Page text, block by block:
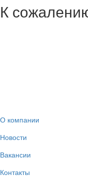
К
О компании
Новости
Вакансии
Контакты